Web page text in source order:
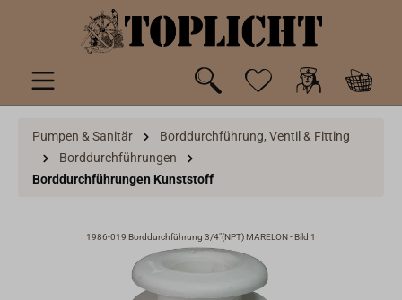
springen
Pumpen & Sanitär
Borddurchführung, Ventil & Fitting
Borddurchführungen
Borddurchführungen Kunststoff
1986-019 Borddurchführung 3/4"(NPT) MARELON - Bild 1